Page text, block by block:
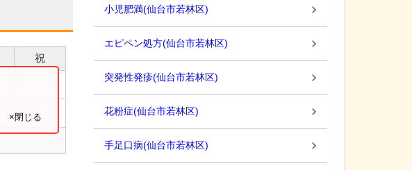
祝
×閉じる
小児肥満(仙台市若林区)
エピペン処方(仙台市若林区)
突発性発疹(仙台市若林区)
花粉症(仙台市若林区)
手足口病(仙台市若林区)